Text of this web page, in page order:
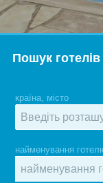
Пошук готелів
країна, місто
найменування